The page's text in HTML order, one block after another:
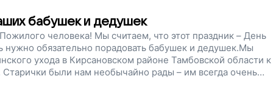
бабушек и дедушек
человека! Мы считаем, что этот праздник – День
нужно обязательно порадовать бабушек и дедушек.Мы
ухода в Кирсановском районе Тамбовской области к
были нам необычайно рады – им всегда очень
хотя бы капельку внимания и дарят им тепло.